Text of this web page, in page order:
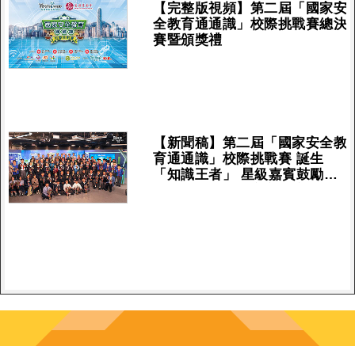
【完整版視頻】第二屆「國家安
全教育通通識」校際挑戰賽總決
賽暨頒獎禮
【新聞稿】第二屆「國家安全教
育通通識」校際挑戰賽 誕生
「知識王者」 星級嘉賓鼓勵青